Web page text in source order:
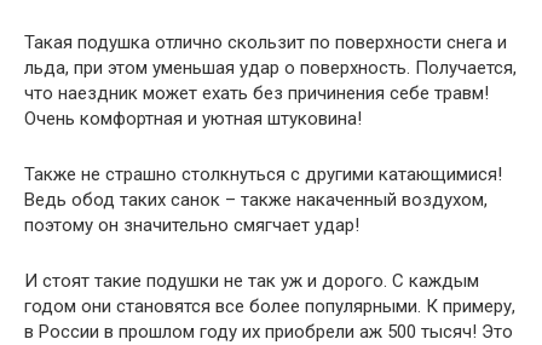
Такая подушка отлично скользит по поверхности снега и
льда, при этом уменьшая удар о поверхность. Получается,
что наездник может ехать без причинения себе травм!
Очень комфортная и уютная штуковина!
Также не страшно столкнуться с другими катающимися!
Ведь обод таких санок – также накаченный воздухом,
поэтому он значительно смягчает удар!
И стоят такие подушки не так уж и дорого. С каждым
годом они становятся все более популярными. К примеру,
в России в прошлом году их приобрели аж 500 тысяч! Это